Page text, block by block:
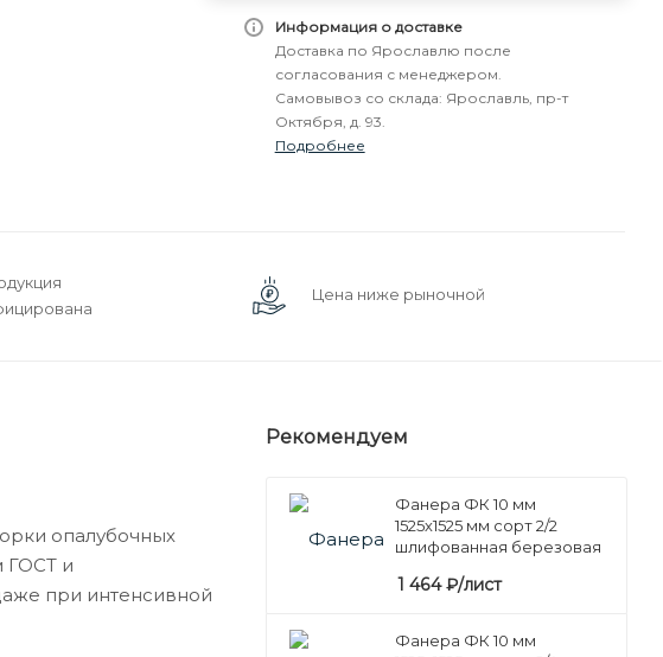
Информация о доставке
Доставка по Ярославлю после
согласования с менеджером.
Самовывоз со склада: Ярославль, пр-т
Октября, д. 93.
Подробнее
Цена ниже рыночной
опалубочных
ГОСТ и
при интенсивной
Рекомендуем
Фанера ФК 10 мм
1525х1525 мм сорт 2/2
шлифованная березовая
1 464₽/лист
Фанера ФК 10 мм